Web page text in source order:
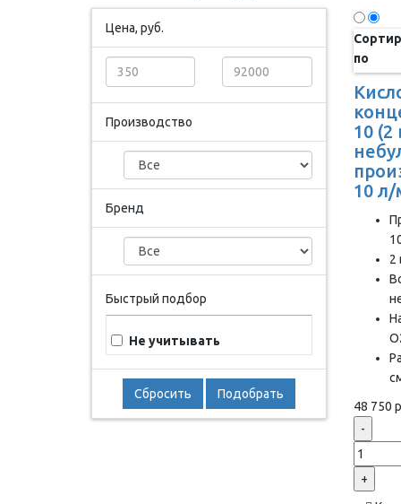
Цена, руб.
Производство
Бренд
Быстрый подбор
Не учитывать
Сбросить Подобрать
по
10 (2
10
2
48 750
-
+